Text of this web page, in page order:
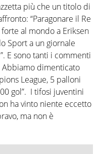
più che un titolo di
“Paragonare il Re
al mondo a Eriksen
Sport a un giornale
E sono tanti i commenti
Abbiamo dimenticato
League, 5 palloni
gol”. I tifosi juventini
ha vinto niente eccetto
ma non è